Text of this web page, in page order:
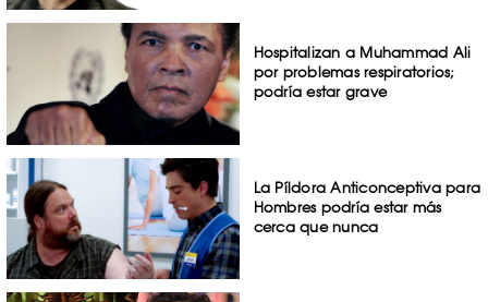
Hospitalizan a Muhammad Ali
por problemas respiratorios;
podría estar grave
La Píldora Anticonceptiva para
Hombres podría estar más
cerca que nunca